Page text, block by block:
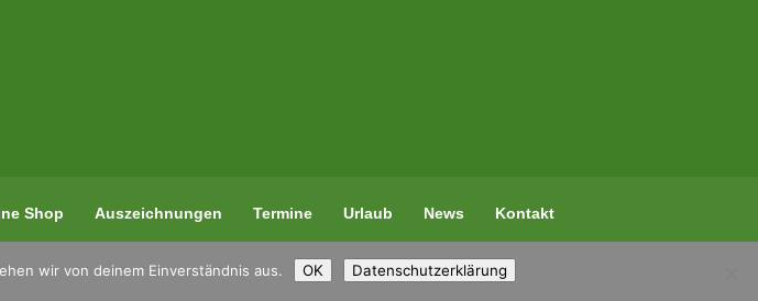
Shop Auszeichnungen Termine Urlaub News Kontakt
wir von deinem Einverständnis aus. OK Datenschutzerklärung